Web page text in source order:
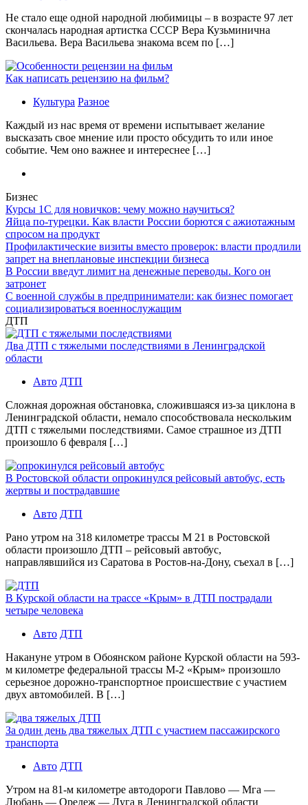
Не стало еще одной народной любимицы – в возрасте 97 лет
скончалась народная артистка СССР Вера Кузьминична
Васильева. Вера Васильева знакома всем по […]
Как написать рецензию на фильм?
Культура Разное
Каждый из нас время от времени испытывает желание
высказать свое мнение или просто обсудить то или иное
событие. Чем оно важнее и интереснее […]
Бизнес
Курсы 1С для новичков: чему можно научиться?
Яйца по-турецки. Как власти России борются с ажиотажным
спросом на продукт
Профилактические визиты вместо проверок: власти продлили
запрет на внеплановые инспекции бизнеса
В России введут лимит на денежные переводы. Кого он
затронет
С военной службы в предприниматели: как бизнес помогает
социализироваться военнослужащим
ДТП
Два ДТП с тяжелыми последствиями в Ленинградской
области
Авто ДТП
Сложная дорожная обстановка, сложившаяся из-за циклона в
Ленинградской области, немало способствовала нескольким
ДТП с тяжелыми последствиями. Самое страшное из ДТП
произошло 6 февраля […]
В Ростовской области опрокинулся рейсовый автобус, есть
жертвы и пострадавшие
Авто ДТП
Рано утром на 318 километре трассы М 21 в Ростовской
области произошло ДТП – рейсовый автобус,
направлявшийся из Саратова в Ростов-на-Дону, съехал в […]
В Курской области на трассе «Крым» в ДТП пострадали
четыре человека
Авто ДТП
Накануне утром в Обоянском районе Курской области на 593-
м километре федеральной трассы М-2 «Крым» произошло
серьезное дорожно-транспортное происшествие с участием
двух автомобилей. В […]
За один день два тяжелых ДТП с участием пассажирского
транспорта
Авто ДТП
Утром на 81-м километре автодороги Павлово — Мга —
Любань — Оредеж — Луга в Ленинградской области